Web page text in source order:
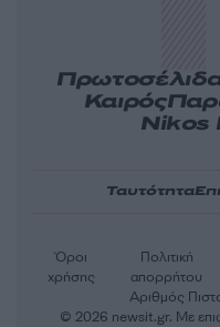
Καιρός
Nikos
Ταυτότητα
Αριθμός
Όροι
χρήσης
Πολιτική
απορρήτου
© 2026 newsit.gr. Με